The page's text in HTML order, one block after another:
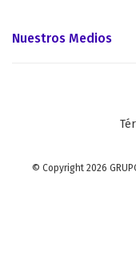
Nuestros Medios
© Copyright 2026